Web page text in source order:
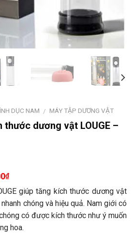
DỤC NAM / MÁY TẬP DƯƠNG VẬT
thước dương vật LOUGE –
₫
giúp tăng kích thước dương vật
chóng và hiệu quả. Nam giới có
có được kích thước như ý muốn
hoa.